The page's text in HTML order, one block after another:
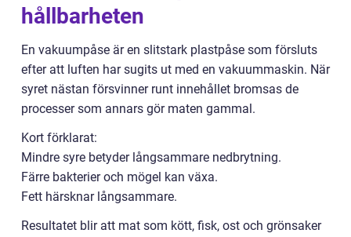
hållbarheten
En vakuumpåse är en slitstark plastpåse som försluts
efter att luften har sugits ut med en vakuummaskin. När
syret nästan försvinner runt innehållet bromsas de
processer som annars gör maten gammal.
Kort förklarat:
Mindre syre betyder långsammare nedbrytning.
Färre bakterier och mögel kan växa.
Fett härsknar långsammare.
Resultatet blir att mat som kött, fisk, ost och grönsaker